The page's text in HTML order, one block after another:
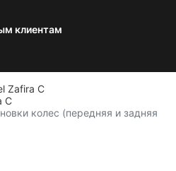
клиентам
Zafira C
C
колес (передняя и задняя